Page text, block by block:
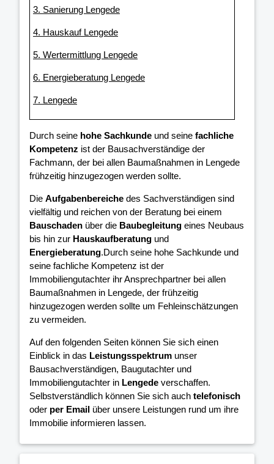
3. Sanierung Lengede
4. Hauskauf Lengede
5. Wertermittlung Lengede
6. Energieberatung Lengede
7. Lengede
Durch seine hohe Sachkunde und seine fachliche
Kompetenz ist der Bausachverständige der
Fachmann, der bei allen Baumaßnahmen in Lengede
frühzeitig hinzugezogen werden sollte.
Die Aufgabenbereiche des Sachverständigen sind
vielfältig und reichen von der Beratung bei einem
Bauschaden über die Baubegleitung eines Neubaus
bis hin zur Hauskaufberatung und
Energieberatung.Durch seine hohe Sachkunde und
seine fachliche Kompetenz ist der
Immobiliengutachter ihr Ansprechpartner bei allen
Baumaßnahmen in Lengede, der frühzeitig
hinzugezogen werden sollte um Fehleinschätzungen
zu vermeiden.
Auf den folgenden Seiten können Sie sich einen
Einblick in das Leistungsspektrum unser
Bausachverständigen, Baugutachter und
Immobiliengutachter in Lengede verschaffen.
Selbstverständlich können Sie sich auch telefonisch
oder per Email über unsere Leistungen rund um ihre
Immobilie informieren lassen.